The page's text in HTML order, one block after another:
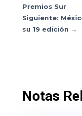
Premios Sur
Siguiente:
su 19 edición →
Notas